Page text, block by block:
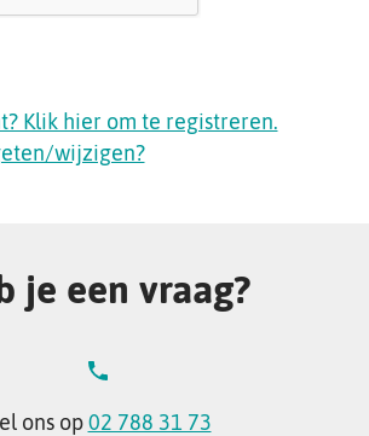
Klik hier om te registreren.
wijzigen?
je een vraag?
ons op02 788 31 73